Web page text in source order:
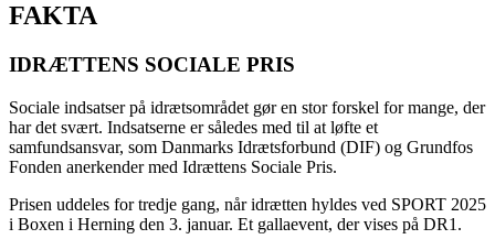
FAKTA
IDRÆTTENS SOCIALE PRIS
Sociale indsatser på idrætsområdet gør en stor forskel for mange, der
har det svært. Indsatserne er således med til at løfte et
samfundsansvar, som Danmarks Idrætsforbund (DIF) og Grundfos
Fonden anerkender med Idrættens Sociale Pris.
Prisen uddeles for tredje gang, når idrætten hyldes ved SPORT 2025
i Boxen i Herning den 3. januar. Et gallaevent, der vises på DR1.